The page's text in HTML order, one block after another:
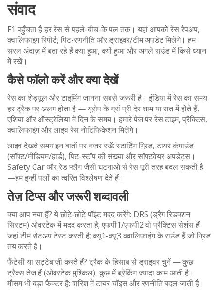
र
संवाद
F1 पहुँचता है हर रेस से पहले-बीच-के पल तक। यहां आपको रेस रैपअप,
क्वालिफाइंग रिपोर्ट, पिट-रणनीति और ड्राइवर/टीम अपडेट मिलेंगे। हम
सरल अंदाज़ में बता रहे हैं क्या हुआ, क्यों हुआ और अगले राउंड में किसे ध्यान
में रखें।
कैसे फॉलो करें और क्या देखें
रेस का शेड्यूल और टाइमिंग जानना सबसे जरूरी है। इंडिया में रेस का समय
हर ट्रैक पर अलग होता है — यूरोप के ग्रां प्री देर शाम या रात में होते हैं,
एशिया और ऑस्ट्रेलिया में दिन के समय। हमारे पेज पर रेस टाइम, प्रैक्टिस,
क्वालिफाइंग और लाइव रेस नोटिफिकेशन मिलेंगे।
लाइव देखते समय इन बातों पर नजर रखें: स्टार्टिंग ग्रिड, टायर कंपाउंड
(सॉफ्ट/मीडियम/हार्ड), पिट-स्टॉप की संख्या और सॉफ्टवेयर अपडेट्स।
Safety Car और रेड फ्लैग जैसी घटनाओं से रेस पूरी तरह बदल सकती है
—हम इन्हीं पलों का त्वरित विश्लेषण देते हैं।
तेज़ टिप्स और जरूरी शब्दावली
क्या आप नया हैं? ये छोटे-छोटे पॉइंट मदद करेंगे: DRS (ड्रैग रिडक्शन
सिस्टम) ओवरटेक में मदद करता है; एफपी1/एफपी2 वो प्रैक्टिस सेशंस हैं
जहां टीम सेटअप टेस्ट करती है; क्यू1-क्यू3 क्वालिफाइंग के राउंड हैं जो ग्रिड
तय करते हैं।
फैंटेसी या सट्टेबाज़ी करते हैं? ट्रैक के हिसाब से ड्राइवर चुनें — कुछ
ट्रैक्स तेज हैं (ओवरटेक मुश्किल), कुछ में ब्रेकिंग ज़्यादा काम आती है।
मौसम भी बड़ा फैक्टर है: बारिश में टायर चॉइस और रणनीति बदल जाती है।